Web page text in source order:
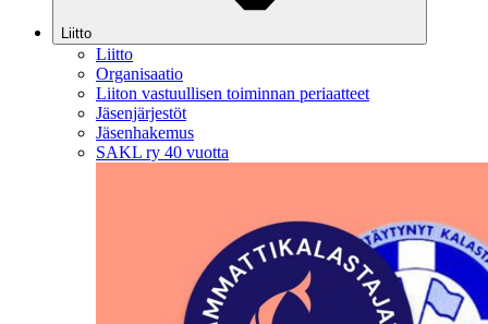
Liitto
Liitto
Organisaatio
Liiton vastuullisen toiminnan periaatteet
Jäsenjärjestöt
Jäsenhakemus
SAKL ry 40 vuotta